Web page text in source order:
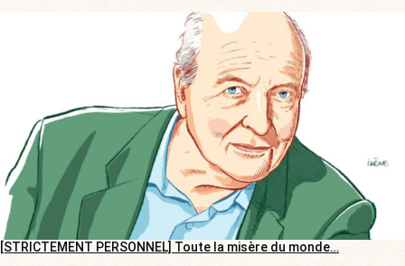
[STRICTEMENT PERSONNEL] Toute la misère du monde…